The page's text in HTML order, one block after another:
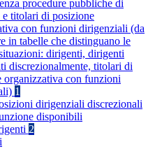
procedure pubbliche di
e titolari di posizione
con funzioni dirigenziali (da
in tabelle che distinguano le
dirigenti, dirigenti
discrezionalmente, titolari di
organizzativa con funzioni
1
dirigenziali discrezionali
disponibili
2